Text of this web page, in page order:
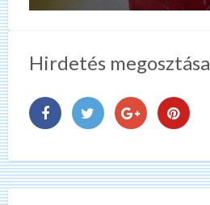
Hirdetés megosztása